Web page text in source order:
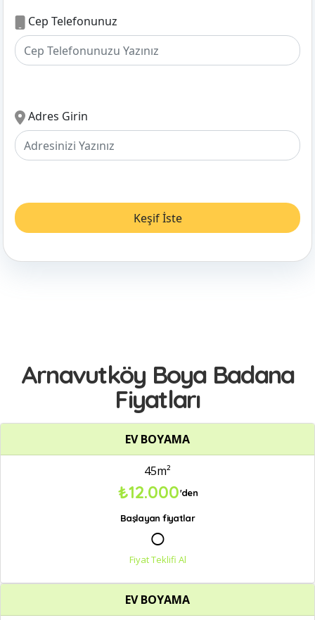
Arnavutköy Boya Badana
Fiyatları
EV BOYAMA
45m²
₺12.000'den
Başlayan fiyatlar
○
Fiyat Teklifi Al
EV BOYAMA